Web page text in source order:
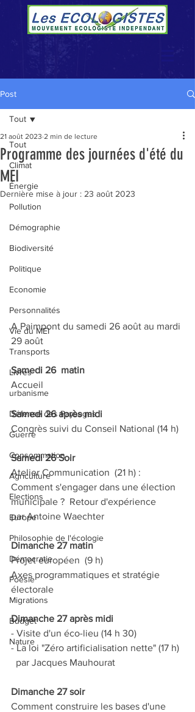
Post
Tout
Climat
Énergie
Pollution
Démographie
Biodiversité
Politique
Economie
Personnalités
Vie du MEI
Transports
Livres
urbanisme
Défense des Paysages
Guerre
Consommation
Agriculture
Elections
Europe
Philosophie de l'écologie
Démocratie
Poésie
Migrations
Budget
Nature
Tout
Programme des journées d'été du
MEI
21 août 2023 2 min de lecture
Dernière mise à jour : 23 août 2023
A Paimpont du samedi 26 août au mardi
29 août
Samedi 26  matin
Accueil
Samedi 26 après midi
Congrès suivi du Conseil National (14 h)
Samedi 26 Soir
Atelier Communication  (21 h) :
Comment s'engager dans une élection
municipale ?  Retour d'expérience
par Antoine Waechter
Dimanche 27 matin
Projet européen  (9 h)
Axes programmatiques et stratégie
électorale
Dimanche 27 après midi
- Visite d'un éco-lieu (14 h 30)
- La loi "Zéro artificialisation nette" (17 h)
  par Jacques Mauhourat
Dimanche 27 soir
Comment construire les bases d'une